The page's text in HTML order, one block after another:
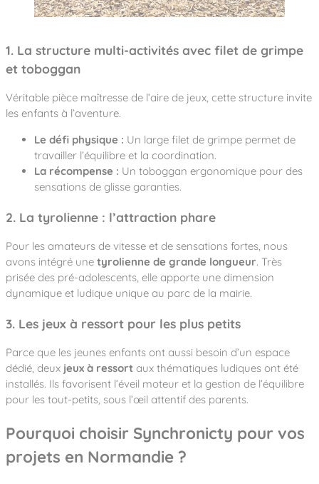
1. La structure multi-activités avec filet de grimpe
et toboggan
Véritable pièce maîtresse de l’aire de jeux, cette structure invite
les enfants à l’aventure.
Le défi physique : Un large filet de grimpe permet de
travailler l’équilibre et la coordination.
La récompense : Un toboggan ergonomique pour des
sensations de glisse garanties.
2. La tyrolienne : l’attraction phare
Pour les amateurs de vitesse et de sensations fortes, nous
avons intégré une tyrolienne de grande longueur. Très
prisée des pré-adolescents, elle apporte une dimension
dynamique et ludique unique au parc de la mairie.
3. Les jeux à ressort pour les plus petits
Parce que les jeunes enfants ont aussi besoin d’un espace
dédié, deux jeux à ressort aux thématiques ludiques ont été
installés. Ils favorisent l’éveil moteur et la gestion de l’équilibre
pour les tout-petits, sous l’œil attentif des parents.
Pourquoi choisir Synchronicty pour vos
projets en Normandie ?